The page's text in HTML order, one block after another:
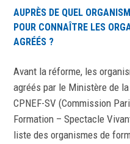
AUPRÈS DE QUEL
POUR CONNAÎTRE LES
AGRÉÉS ?
Avant la réforme, les
agréés par le Ministère de la
CPNEF-SV (Commission
Formation – Spectacle
liste des organismes de